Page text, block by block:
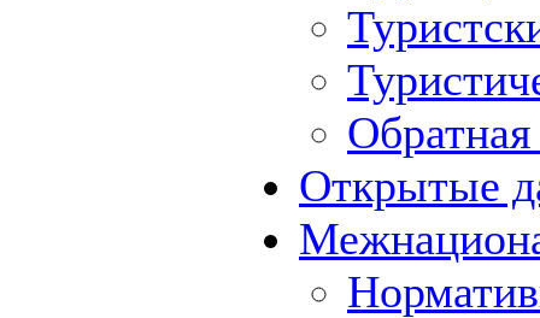
Обратная
Открытые